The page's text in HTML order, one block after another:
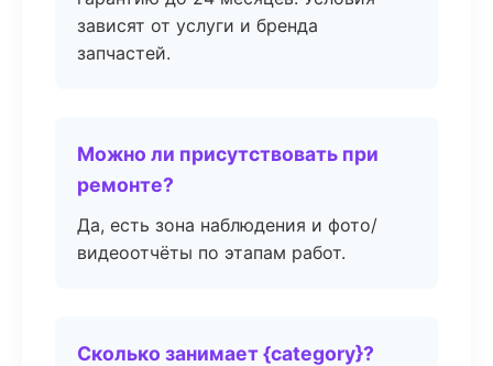
зависят от услуги и бренда
запчастей.
Можно ли присутствовать при
ремонте?
Да, есть зона наблюдения и фото/
видеоотчёты по этапам работ.
Сколько занимает {category}?